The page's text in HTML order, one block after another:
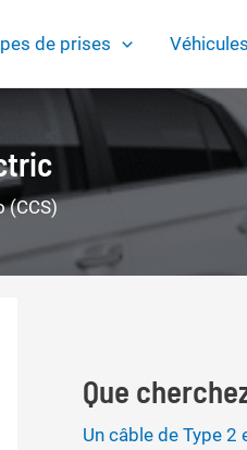
de prises Véhicules
(CCS)
Que
Un câble de Type 2